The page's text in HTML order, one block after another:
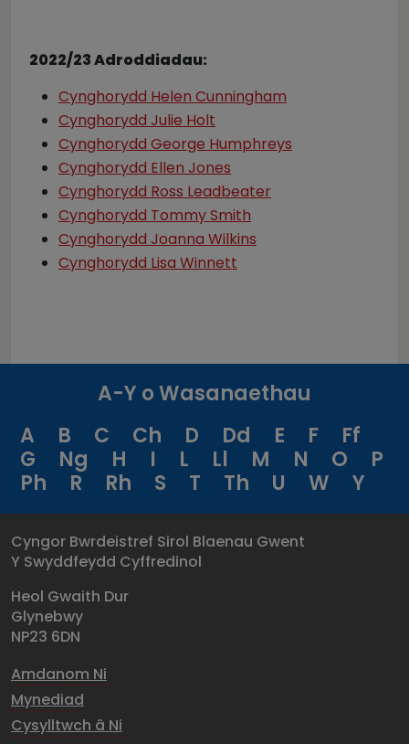
2022/23 Adroddiadau:
Cynghorydd Helen Cunningham
Cynghorydd Julie Holt
Cynghorydd George Humphreys
Cynghorydd Ellen Jones
Cynghorydd Ross Leadbeater
Cynghorydd Tommy Smith
Cynghorydd Joanna Wilkins
Cynghorydd Lisa Winnett
A-Y o Wasanaethau
A
B C Ch D Dd E F
Ff
G
Ng H I L Ll M N O
P
Ph
R Rh S T Th U W Y
Cyngor Bwrdeistref Sirol Blaenau Gwent
Y Swyddfeydd Cyffredinol
Heol Gwaith Dur
Glynebwy
NP23 6DN
Amdanom Ni
Mynediad
Cysylltwch â Ni